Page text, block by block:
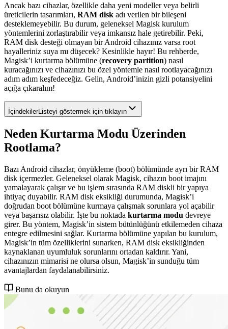
Ancak bazı cihazlar, özellikle daha yeni modeller veya belirli
üreticilerin tasarımları, RAM disk adı verilen bir bileşeni
desteklemeyebilir. Bu durum, geleneksel Magisk kurulum
yöntemlerini zorlaştırabilir veya imkansız hale getirebilir. Peki,
RAM disk desteği olmayan bir Android cihazınız varsa root
hayalleriniz suya mı düşecek? Kesinlikle hayır! Bu rehberde,
Magisk’i kurtarma bölümüne (recovery partition) nasıl
kuracağınızı ve cihazınızı bu özel yöntemle nasıl rootlayacağınızı
adım adım keşfedeceğiz. Gelin, Android’inizin gizli potansiyelini
açığa çıkaralım!
İçindekilerListeyi göstermek için tıklayın
Neden Kurtarma Modu Üzerinden
Rootlama?
Bazı Android cihazlar, önyükleme (boot) bölümünde ayrı bir RAM
disk içermezler. Geleneksel olarak Magisk, cihazın boot imajını
yamalayarak çalışır ve bu işlem sırasında RAM diskli bir yapıya
ihtiyaç duyabilir. RAM disk eksikliği durumunda, Magisk’i
doğrudan boot bölümüne kurmaya çalışmak sorunlara yol açabilir
veya başarısız olabilir. İşte bu noktada kurtarma modu devreye
girer. Bu yöntem, Magisk’in sistem bütünlüğünü etkilemeden cihaza
entegre edilmesini sağlar. Kurtarma bölümüne yapılan bu kurulum,
Magisk’in tüm özelliklerini sunarken, RAM disk eksikliğinden
kaynaklanan uyumluluk sorunlarını ortadan kaldırır. Yani,
cihazınızın mimarisi ne olursa olsun, Magisk’in sunduğu tüm
avantajlardan faydalanabilirsiniz.
Bunu da okuyun